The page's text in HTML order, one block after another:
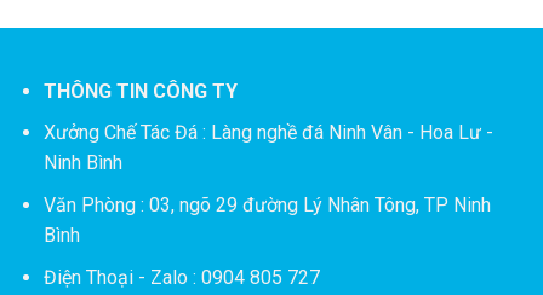
THÔNG TIN CÔNG TY
Xưởng Chế Tác Đá : Làng nghề đá Ninh Vân - Hoa Lư -
Ninh Bình
Văn Phòng : 03, ngõ 29 đường Lý Nhân Tông, TP Ninh
Bình
Điện Thoại - Zalo : 0904 805 727